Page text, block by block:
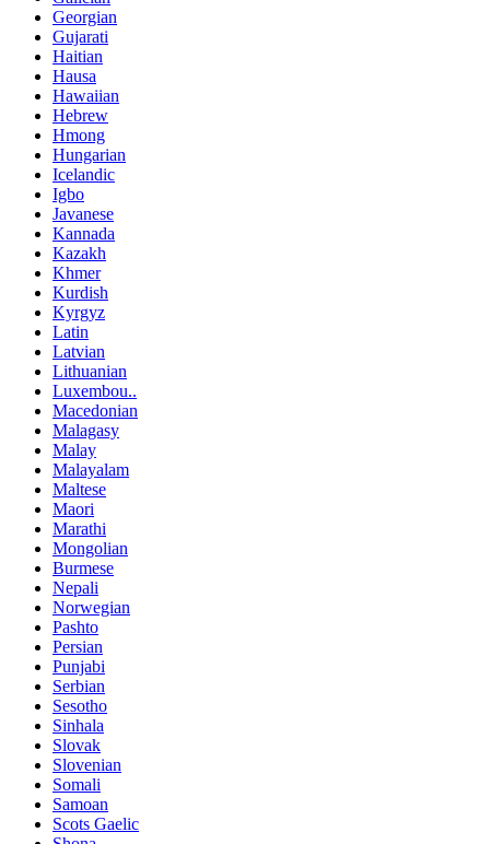
Georgian
Gujarati
Haitian
Hausa
Hawaiian
Hebrew
Hmong
Hungarian
Icelandic
Igbo
Javanese
Kannada
Kazakh
Khmer
Kurdish
Kyrgyz
Latin
Latvian
Lithuanian
Luxembou..
Macedonian
Malagasy
Malay
Malayalam
Maltese
Maori
Marathi
Mongolian
Burmese
Nepali
Norwegian
Pashto
Persian
Punjabi
Serbian
Sesotho
Sinhala
Slovak
Slovenian
Somali
Samoan
Scots Gaelic